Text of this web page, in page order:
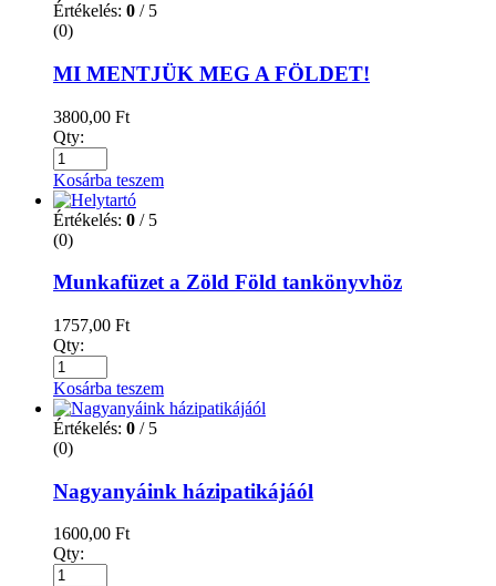
Értékelés: 0 / 5
(0)
MI MENTJÜK MEG A FÖLDET!
3800,00 Ft
Qty:
Kosárba teszem
Értékelés: 0 / 5
(0)
Munkafüzet a Zöld Föld tankönyvhöz
1757,00 Ft
Qty:
Kosárba teszem
Értékelés: 0 / 5
(0)
Nagyanyáink házipatikájáól
1600,00 Ft
Qty: